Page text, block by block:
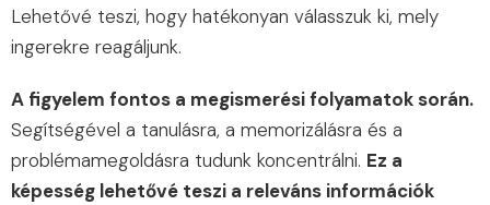
Lehetővé teszi, hogy hatékonyan válasszuk ki, mely
ingerekre reagáljunk.
A figyelem fontos a megismerési folyamatok során.
Segítségével a tanulásra, a memorizálásra és a
problémamegoldásra tudunk koncentrálni. Ez a
képesség lehetővé teszi a releváns információk